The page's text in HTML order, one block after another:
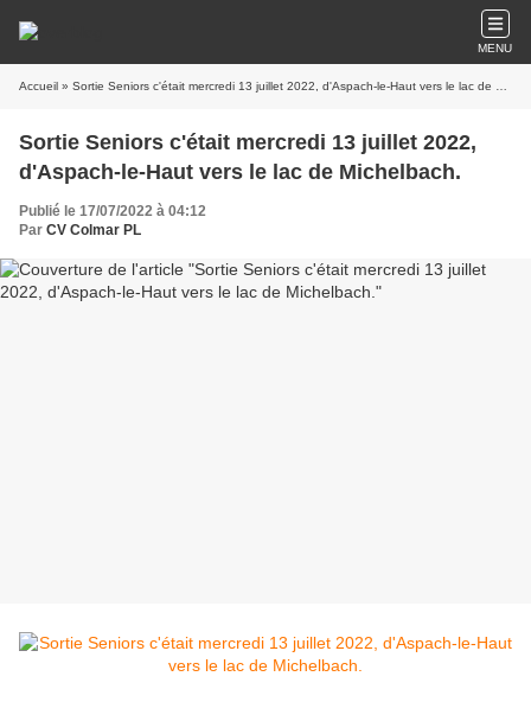
MENU
Accueil » Sortie Seniors c'était mercredi 13 juillet 2022, d'Aspach-le-Haut vers le lac de Michelbach.
Sortie Seniors c'était mercredi 13 juillet 2022,
d'Aspach-le-Haut vers le lac de Michelbach.
Publié le 17/07/2022 à 04:12
Par CV Colmar PL